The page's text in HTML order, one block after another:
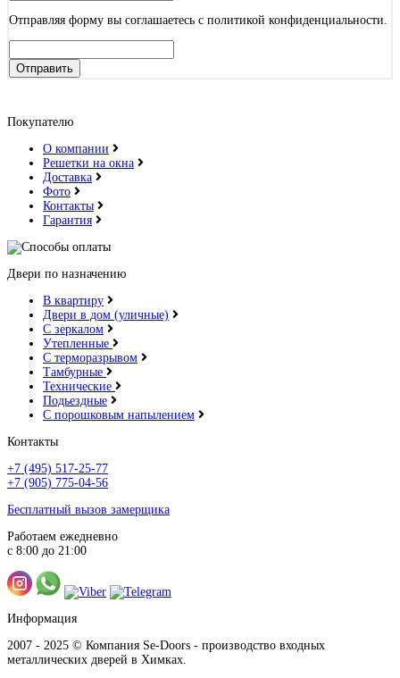
Отправляя форму вы соглашаетесь с политикой конфиденциальности.
Отправить
Покупателю
О компании
Решетки на окна
Доставка
Фото
Контакты
Гарантия
Двери по назначению
В квартиру
Двери в дом (уличные)
С зеркалом
Утепленные
С терморазрывом
Тамбурные
Технические
Подьездные
С порошковым напылением
Контакты
+7 (495) 517-25-77
+7 (905) 775-04-56
Бесплатный вызов замерщика
Работаем ежедневно
с 8:00 до 21:00
Информация
2007 - 2025 © Компания Se-Doors - производство входных
металлических дверей в Химках.